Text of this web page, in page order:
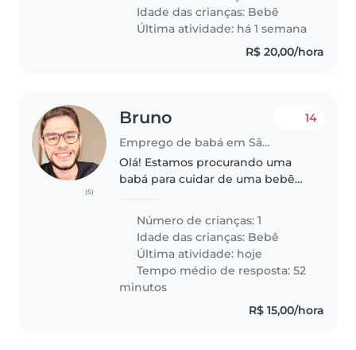
Idade das crianças: Bebê
Última atividade: há 1 semana
R$ 20,00/hora
(5)
Bruno
Emprego de babá em São Paulo
14
Olá! Estamos procurando uma
babá para cuidar de uma bebê
advocacia, que possui espaço
próprio e adequado para os
cuidados da criança. No local
também..
Número de crianças: 1
Idade das crianças: Bebê
Última atividade: hoje
Tempo médio de resposta: 52
minutos
R$ 15,00/hora